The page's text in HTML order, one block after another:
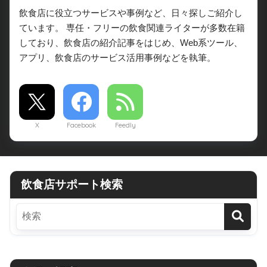
飲食店に役立つサービスや事例など、日々探しご紹介し
ています。 専任・フリーの飲食関連ライターが多数在籍
しており、飲食店の紹介記事をはじめ、Web系ツール、
アプリ、飲食店のサービス活用事例などを執筆。
X Facebook Feedly
飲食店サポート検索